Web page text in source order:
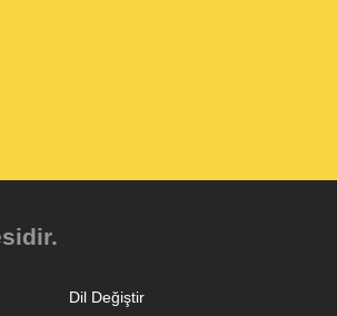
Dil Değiştir